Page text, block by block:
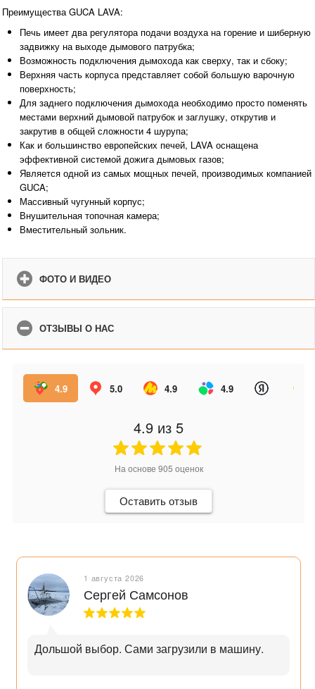
Преимущества GUCA LAVA:
Печь имеет два регулятора подачи воздуха на горение и шиберную
задвижку на выходе дымового патрубка;
Возможность подключения дымохода как сверху, так и сбоку;
Верхняя часть корпуса представляет собой большую варочную
поверхность;
Для заднего подключения дымохода необходимо просто поменять
местами верхний дымовой патрубок и заглушку, открутив и
закрутив в общей сложности 4 шурупа;
Как и большинство европейских печей, LAVA оснащена
эффективной системой дожига дымовых газов;
Является одной из самых мощных печей, производимых компанией
GUCA;
Массивный чугунный корпус;
Внушительная топочная камера;
Вместительный зольник.
ФОТО И ВИДЕО
ОТЗЫВЫ О НАС
4.9 5.0 4.9 4.9
4.9 из 5
На основе 905 оценок
Оставить отзыв
1 августа 2026
Сергей Самсонов
Дольшой выбор. Сами загрузили в машину.